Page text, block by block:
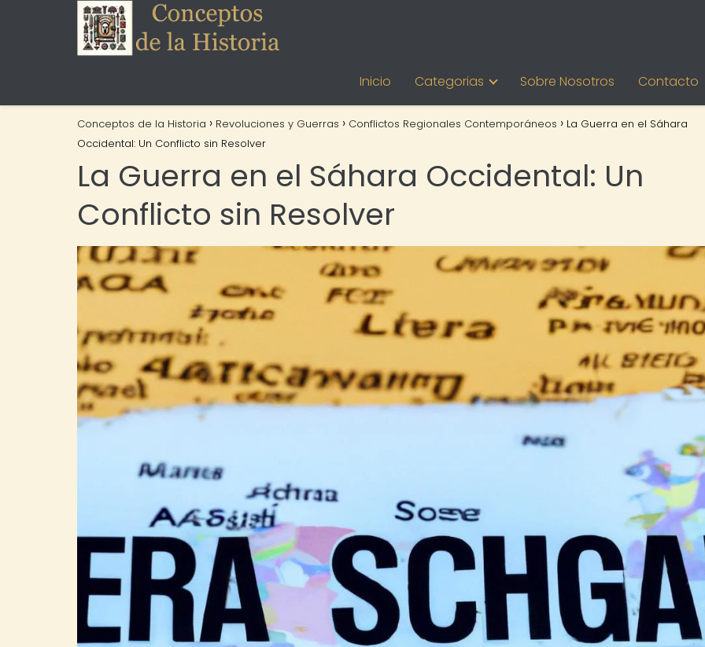
Inicio Categorias Sobre Nosotros Contacto
Conceptos de la Historia Revoluciones y Guerras Conflictos Regionales Contemporáneos
La Guerra en el Sáhara
Occidental: Un Conflicto sin Resolver
La Guerra en el Sáhara Occidental: Un
Conflicto sin Resolver